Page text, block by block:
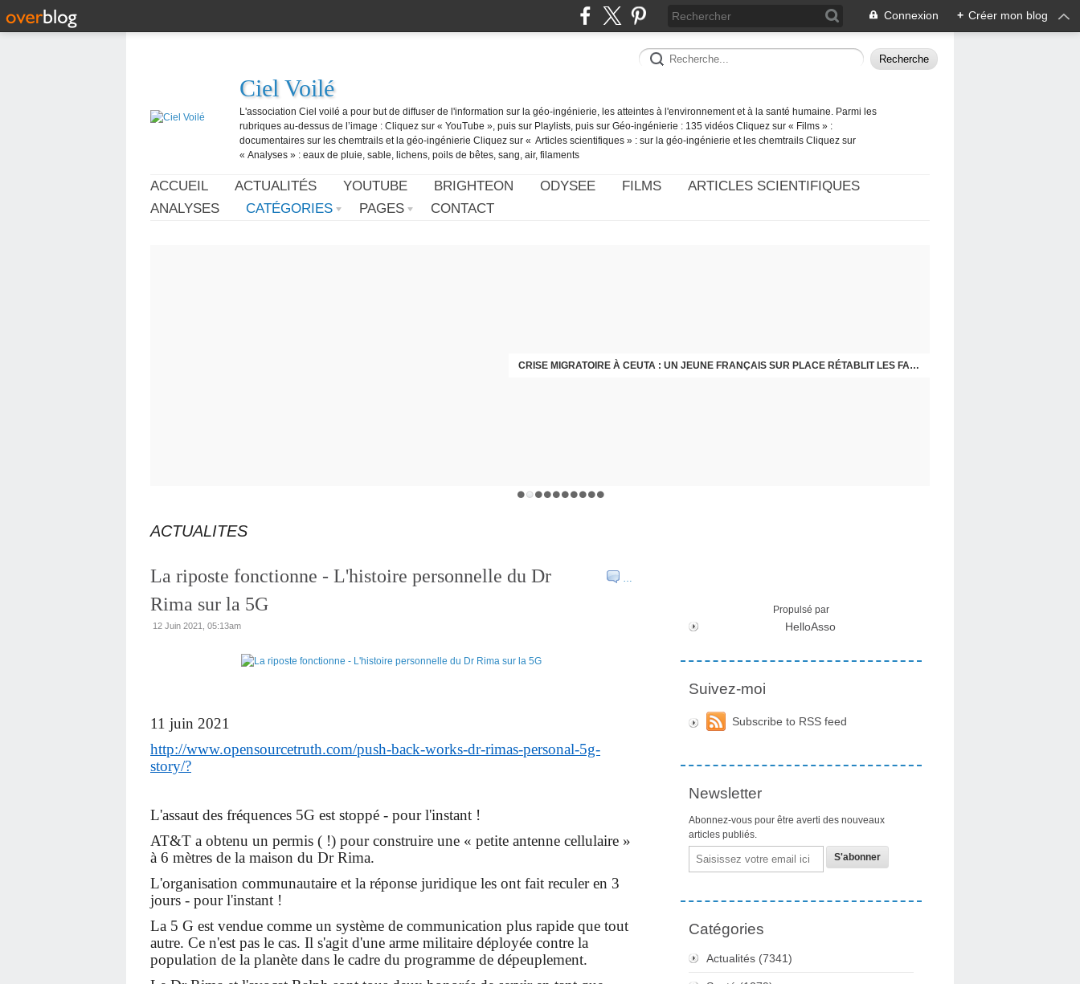
Connexion + Créer mon blog
Ciel Voilé
L'association Ciel voilé a pour but de diffuser de l'information sur la géo-ingénierie, les atteintes à l'environnement et à la santé humaine. Parmi les
rubriques au-dessus de l’image : Cliquez sur « YouTube », puis sur Playlists, puis sur Géo-ingénierie : 135 vidéos Cliquez sur « Films » :
documentaires sur les chemtrails et la géo-ingénierie Cliquez sur « Articles scientifiques » : sur la géo-ingénierie et les chemtrails Cliquez sur
« Analyses » : eaux de pluie, sable, lichens, poils de bêtes, sang, air, filaments
ACCUEIL ACTUALITÉS YOUTUBE BRIGHTEON ODYSEE FILMS
ARTICLES SCIENTIFIQUES
ANALYSES
CATÉGORIES PAGES CONTACT
CRISE MIGRATOIRE À CEUTA : UN JEUNE FRANÇAIS SUR PLACE RÉTABLIT LES FAITS ! - RAPHAËL AYMA
ACTUALITES
…
La riposte fonctionne - L'histoire personnelle du Dr
Rima sur la 5G
12 Juin 2021, 05:13am
11 juin 2021
http://www.opensourcetruth.com/push-back-works-dr-rimas-personal-5g-
story/?
L'assaut des fréquences 5G est stoppé - pour l'instant !
AT&T a obtenu un permis ( !) pour construire une « petite antenne cellulaire »
à 6 mètres de la maison du Dr Rima.
L'organisation communautaire et la réponse juridique les ont fait reculer en 3
jours - pour l'instant !
La 5 G est vendue comme un système de communication plus rapide que tout
autre. Ce n'est pas le cas. Il s'agit d'une arme militaire déployée contre la
population de la planète dans le cadre du programme de dépeuplement.
Propulsé par
HelloAsso
Suivez-moi
Subscribe to RSS feed
Newsletter
Abonnez-vous pour être averti des nouveaux
articles publiés.
Email
Catégories
Actualités (7341)